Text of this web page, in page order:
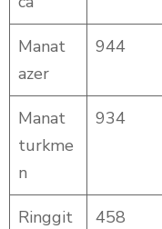
Manat
azer
944
Manat
turkme
n
934
Ringgit
458